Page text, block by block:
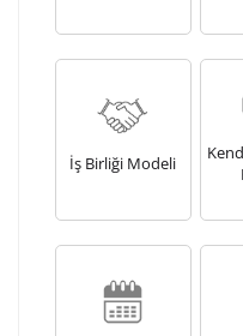
İş Birliği Modeli